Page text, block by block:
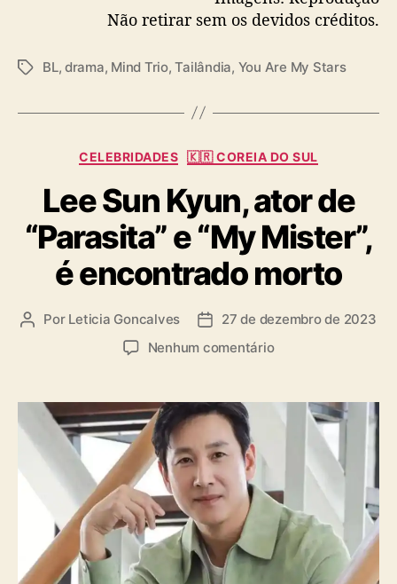
Não retirar sem os devidos créditos.
T
BL, drama, Mind Trio,Tailândia, You Are My Stars
C
t
e
g
r
i
a
s
CELEBRIDADES 🇰🇷 COREIA DO SUL
Lee Sun Kyun, ator de
“Parasita” e “My Mister”,
é encontrado morto
A
r
o
Por Leticia Goncalves
D
d
e
u
l
c
a
ç
27 de dezembro de 2023
Nenhum comentárioe
e
K
y
u
n